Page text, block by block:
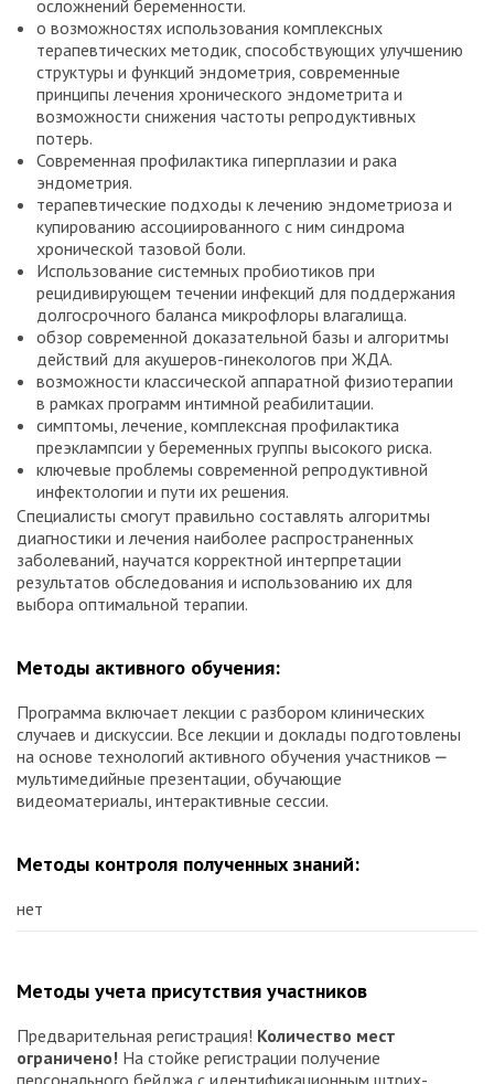
осложнений беременности.
о возможностях использования комплексных
терапевтических методик, способствующих улучшению
структуры и функций эндометрия, современные
принципы лечения хронического эндометрита и
возможности снижения частоты репродуктивных
потерь.
Современная профилактика гиперплазии и рака
эндометрия.
терапевтические подходы к лечению эндометриоза и
купированию ассоциированного с ним синдрома
хронической тазовой боли.
Использование системных пробиотиков при
рецидивирующем течении инфекций для поддержания
долгосрочного баланса микрофлоры влагалища.
обзор современной доказательной базы и алгоритмы
действий для акушеров-гинекологов при ЖДА.
возможности классической аппаратной физиотерапии
в рамках программ интимной реабилитации.
симптомы, лечение, комплексная профилактика
преэклампсии у беременных группы высокого риска.
ключевые проблемы современной репродуктивной
инфектологии и пути их решения.
Специалисты смогут правильно составлять алгоритмы
диагностики и лечения наиболее распространенных
заболеваний, научатся корректной интерпретации
результатов обследования и использованию их для
выбора оптимальной терапии.
Методы активного обучения:
Программа включает лекции с разбором клинических
случаев и дискуссии. Все лекции и доклады подготовлены
на основе технологий активного обучения участников ⎼
мультимедийные презентации, обучающие
видеоматериалы, интерактивные сессии.
Методы контроля полученных знаний:
нет
Методы учета присутствия участников
Предварительная регистрация! Количество мест
ограничено! На стойке регистрации получение